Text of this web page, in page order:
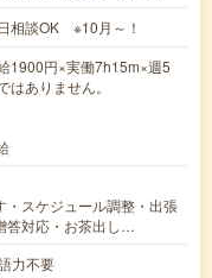
相談OK ※10月～！
円×実働7h15m×週5
ありません。
・スケジュール調整・出張
答対応・お茶出し…
力不要